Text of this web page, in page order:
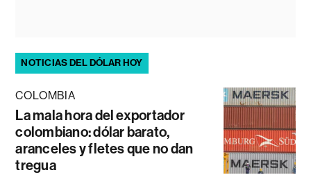
NOTICIAS DEL DÓLAR HOY
COLOMBIA
La mala hora del exportador
colombiano: dólar barato,
aranceles y fletes que no dan
tregua